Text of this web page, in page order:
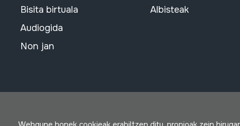
Bisita birtuala
Audiogida
Non jan
Albisteak